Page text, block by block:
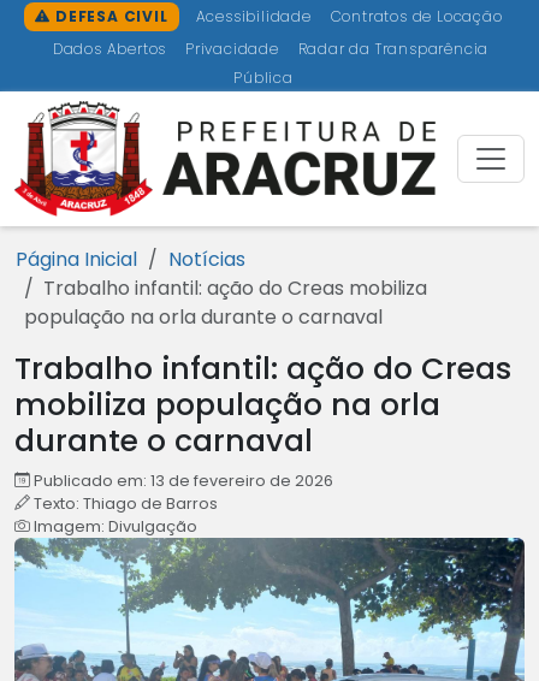
Ir para o conteúdo [1]
Ir para o menu [2]
Ir para a busca [3]
Ir para o rodapé [4]
DEFESA CIVIL Acessibilidade
Contratos de Locação
Dados Abertos
Privacidade
Radar da Transparência
Pública
Página Inicial
Notícias
Trabalho infantil: ação do Creas mobiliza
população na orla durante o carnaval
Trabalho infantil: ação do Creas
mobiliza população na orla
durante o carnaval
Publicado em: 13 de fevereiro de 2026
Texto: Thiago de Barros
Imagem: Divulgação